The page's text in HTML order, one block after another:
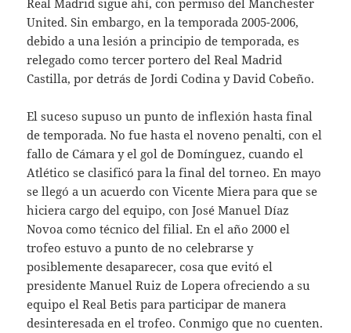
Real Madrid sigue ahí, con permiso del Manchester
United. Sin embargo, en la temporada 2005-2006,
debido a una lesión a principio de temporada, es
relegado como tercer portero del Real Madrid
Castilla, por detrás de Jordi Codina y David Cobeño.
El suceso supuso un punto de inflexión hasta final
de temporada. No fue hasta el noveno penalti, con el
fallo de Cámara y el gol de Domínguez, cuando el
Atlético se clasificó para la final del torneo. En mayo
se llegó a un acuerdo con Vicente Miera para que se
hiciera cargo del equipo, con José Manuel Díaz
Novoa como técnico del filial. En el año 2000 el
trofeo estuvo a punto de no celebrarse y
posiblemente desaparecer, cosa que evitó el
presidente Manuel Ruiz de Lopera ofreciendo a su
equipo el Real Betis para participar de manera
desinteresada en el trofeo. Conmigo que no cuenten.